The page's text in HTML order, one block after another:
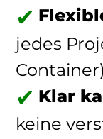
jedes
Klar
keine